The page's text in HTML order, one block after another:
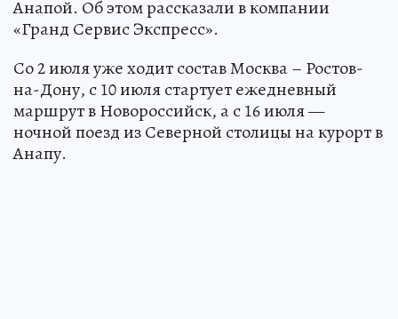
Анапой. Об этом рассказали в компании
«Гранд Сервис Экспресс».
Со 2 июля уже ходит состав Москва – Ростов-
на-Дону, с 10 июля стартует ежедневный
маршрут в Новороссийск, а с 16 июля —
ночной поезд из Северной столицы на курорт в
Анапу.